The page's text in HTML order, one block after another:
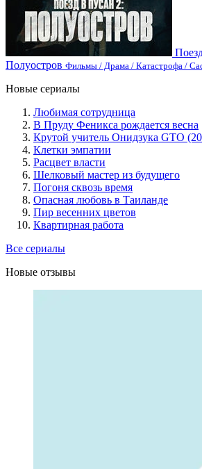
Полуостров Фильмы / Драма / Катастрофа /
Новые сериалы
Любимая сотрудница
В Пруду Феникса рождается весна
Крутой учитель Онидзука GTO
Клетки эмпатии
Расцвет власти
Шелковый мастер из будущего
Погоня сквозь время
Опасная любовь в Таиланде
Пир весенних цветов
Квартирная работа
Все сериалы
Новые отзывы